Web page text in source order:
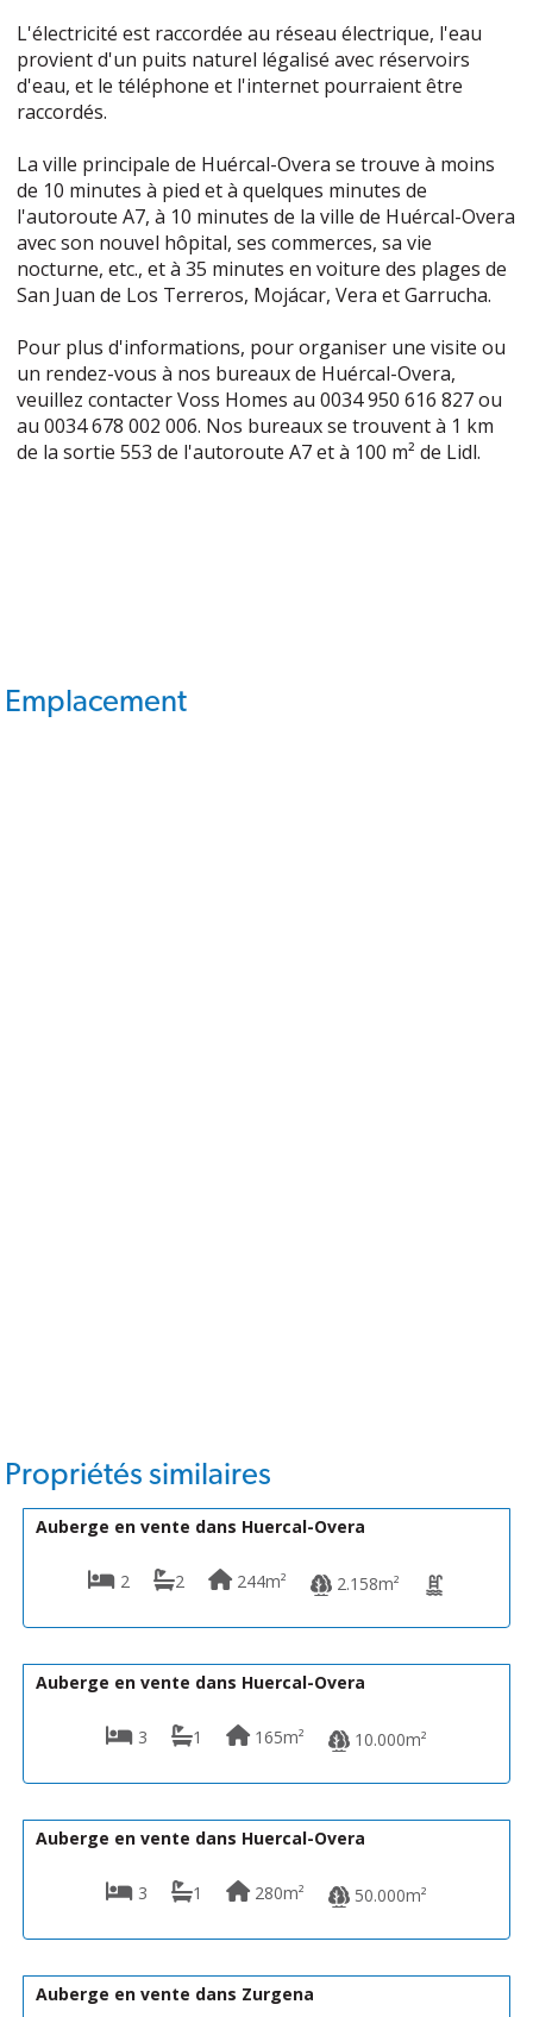
L'électricité est raccordée au réseau électrique, l'eau
provient d'un puits naturel légalisé avec réservoirs
d'eau, et le téléphone et l'internet pourraient être
raccordés.
La ville principale de Huércal-Overa se trouve à moins
de 10 minutes à pied et à quelques minutes de
l'autoroute A7, à 10 minutes de la ville de Huércal-Overa
avec son nouvel hôpital, ses commerces, sa vie
nocturne, etc., et à 35 minutes en voiture des plages de
San Juan de Los Terreros, Mojácar, Vera et Garrucha.
Pour plus d'informations, pour organiser une visite ou
un rendez-vous à nos bureaux de Huércal-Overa,
veuillez contacter Voss Homes au 0034 950 616 827 ou
au 0034 678 002 006. Nos bureaux se trouvent à 1 km
de la sortie 553 de l'autoroute A7 et à 100 m² de Lidl.
Emplacement
Propriétés similaires
VH2634
Auberge en vente dans Huercal-Overa
2 2 244m² 2.158m²
Auberge en vente dans Huercal-Overa
3 1 165m² 10.000m²
Auberge en vente dans Huercal-Overa
3 1 280m² 50.000m²
Auberge en vente dans Zurgena